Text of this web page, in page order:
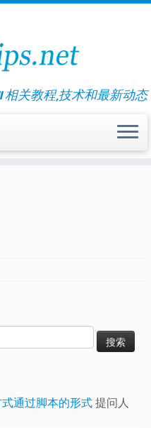
相关教程,技术和最新动态
通过脚本的形式提问人